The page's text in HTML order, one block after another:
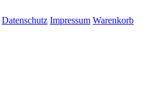
Datenschutz Impressum Warenkorb